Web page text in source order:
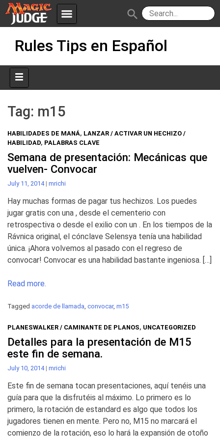
menu
Apps JudgeApps
Forum
Judges
Policies IPG
JAR
search
Rules Tips en Español
Tag: m15
HABILIDADES DE MANÁ, LANZAR / ACTIVAR UN HECHIZO /
HABILIDAD, PALABRAS CLAVE
Semana de presentación: Mecánicas que
vuelven- Convocar
July 11, 2014 | mrichi
Hay muchas formas de pagar tus hechizos. Los puedes
jugar gratis con una , desde el cementerio con
retrospectiva o desde el exilio con un . En los tiempos de la
Rávnica original, el cónclave Selensya tenía una habilidad
única. ¡Ahora volvemos al pasado con el regreso de
convocar! Convocar es una habilidad bastante ingeniosa. […]
Read more.
Tagged acorde de llamada, convocar, m15
PLANESWALKER / CAMINANTE DE PLANOS, UNCATEGORIZED
Detalles para la presentación de M15
este fin de semana.
July 10, 2014 | mrichi
Este fin de semana tocan presentaciones, aquí tenéis una
guía para que la disfrutéis al máximo. Lo primero es lo
primero, la rotación de estandard es algo que todos los
jugadores tienen en mente. Pero no, M15 no marcará el
comienzo de la rotación, eso lo hará la expansión de otoño